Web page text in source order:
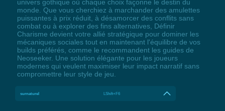
univers gothique où chaque choix façonne le destin du
monde. Que vous cherchiez à marchander des amulettes
puissantes à prix réduit, à désamorcer des conflits sans
combat ou à explorer des fins alternatives, Définir
Charisme devient votre allié stratégique pour dominer les
mécaniques sociales tout en maintenant l'équilibre de vos
builds préférés, comme le recommandent les guides de
Neoseeker. Une solution élégante pour les joueurs
modernes qui veulent maximiser leur impact narratif sans
compromettre leur style de jeu.
surnaturel LShift+F6